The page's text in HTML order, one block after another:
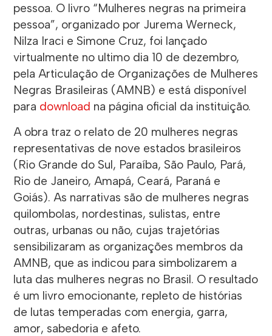
pessoa. O livro “Mulheres negras na primeira
pessoa”, organizado por Jurema Werneck,
Nilza Iraci e Simone Cruz, foi lançado
virtualmente no ultimo dia 10 de dezembro,
pela Articulação de Organizações de Mulheres
Negras Brasileiras (AMNB) e está disponível
para download na página oficial da instituição.
A obra traz o relato de 20 mulheres negras
representativas de nove estados brasileiros
(Rio Grande do Sul, Paraíba, São Paulo, Pará,
Rio de Janeiro, Amapá, Ceará, Paraná e
Goiás). As narrativas são de mulheres negras
quilombolas, nordestinas, sulistas, entre
outras, urbanas ou não, cujas trajetórias
sensibilizaram as organizações membros da
AMNB, que as indicou para simbolizarem a
luta das mulheres negras no Brasil. O resultado
é um livro emocionante, repleto de histórias
de lutas temperadas com energia, garra,
amor, sabedoria e afeto.